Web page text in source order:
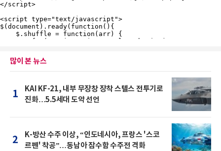
많이 본 뉴스
1
KAI KF-21, 내부 무장창 장착 스텔스 전투기로
진화…5.5세대 도약 선언
2
K-방산 수주 이상, “인도네시아, 프랑스 '스코
르펜' 착공”…동남아 잠수함 수주전 격화